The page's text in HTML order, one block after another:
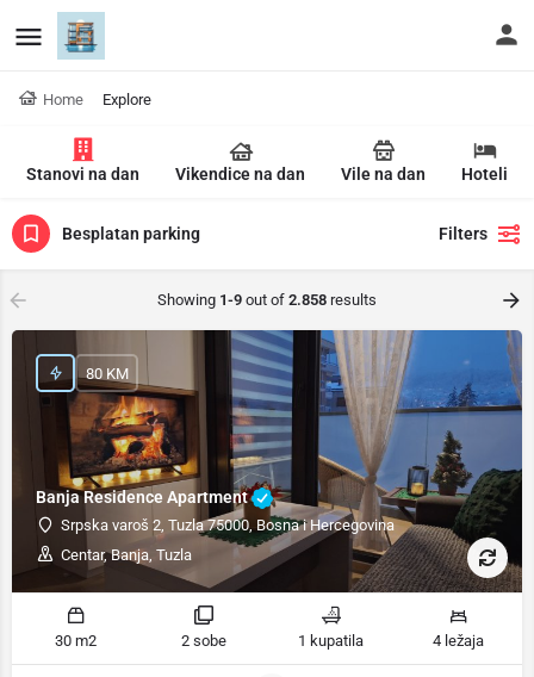
Home Explore
Stanovi na dan Vikendice na dan Vile na dan Hoteli
Besplatan parking Filters
Showing 1-9 out of 2.858 results
Banja Residence Apartment
Srpska varoš 2, Tuzla 75000, Bosna i Hercegovina
Centar, Banja, Tuzla
80 KM
30 m2 2 sobe 1 kupatila 4 ležaja